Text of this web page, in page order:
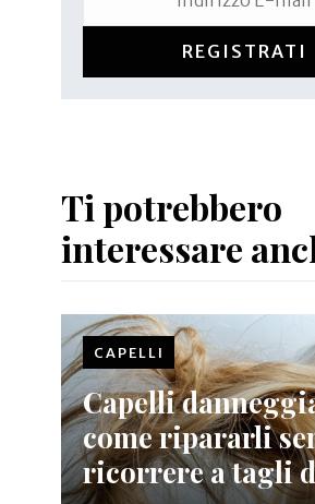
REGISTRATI
Ti potrebbero
interessare
CAPELLI
Capelli
come ripararli
ricorrere a tagli